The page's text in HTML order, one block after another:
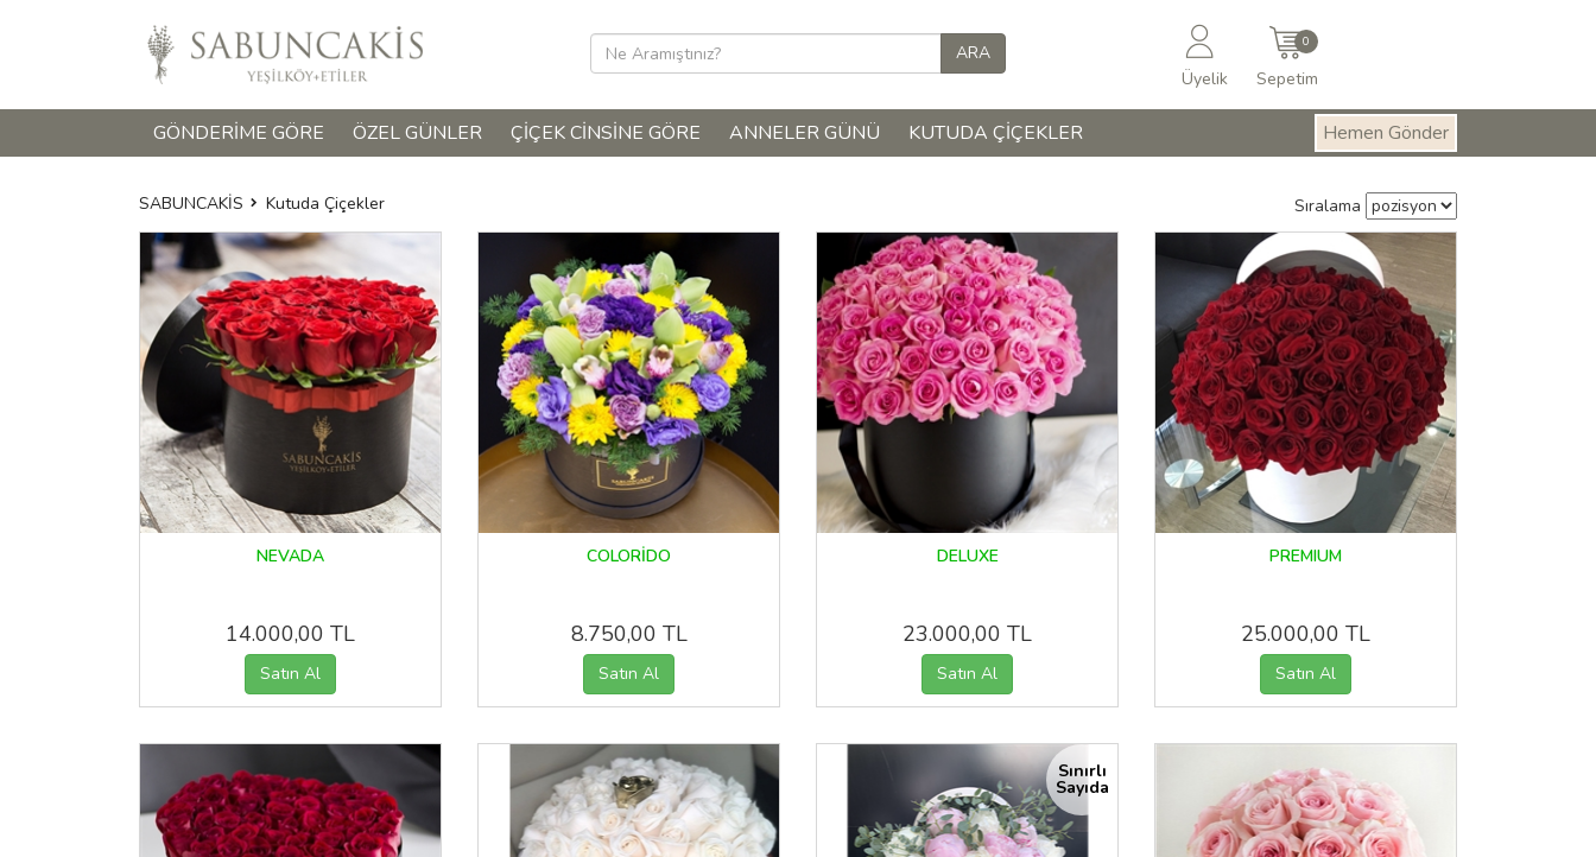
Üyelik
0
Sepetim
GÖNDERIME GÖRE ÖZEL GÜNLER ÇIÇEK CINSINE GÖRE ANNELER GÜNÜ KUTUDA ÇIÇEKLER Hemen Gönder
SABUNCAKİS Kutuda Çiçekler Sıralama
NEVADA
14.000,00 TL
COLORİDO
8.750,00 TL
DELUXE
23.000,00 TL
PREMIUM
25.000,00 TL
Sınırlı
Sayıda